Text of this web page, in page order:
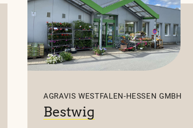
08:00 Mo.
Info
AGRAVIS WESTFALEN-HESSEN GMBH
Bestwig